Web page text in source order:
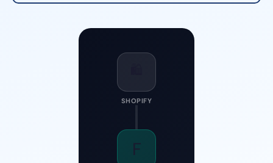
SHOPIFY
F